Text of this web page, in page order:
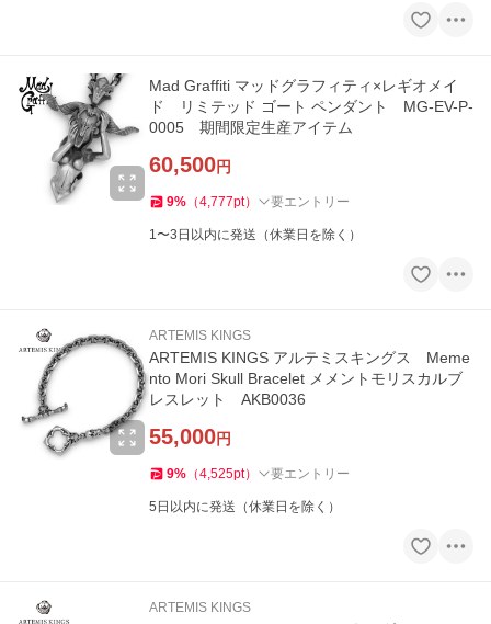
Mad Graffiti マッドグラフィティ×レギオメイ
ド リミテッド ゴート ペンダント MG-EV-P-
0005 期間限定生産アイテム
60,500円
9% （4,777pt） 要エントリー
1〜3日以内に発送（休業日を除く）
ARTEMIS KINGS
ARTEMIS KINGS アルテミスキングス Meme
nto Mori Skull Bracelet メメントモリスカルブ
レスレット AKB0036
55,000円
9% （4,525pt） 要エントリー
5日以内に発送（休業日を除く）
ARTEMIS KINGS